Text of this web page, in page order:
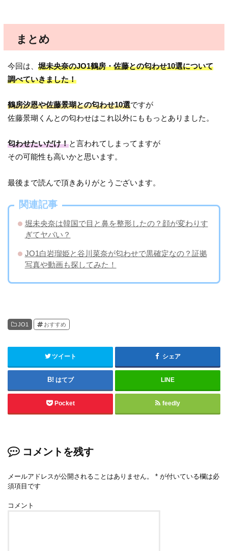
まとめ
今回は、堀未央奈のJO1鶴房・佐藤との匂わせ10選について
調べていきました！
鶴房汐恩や佐藤景瑚との匂わせ10選ですが
佐藤景瑚くんとの匂わせはこれ以外にももっとありました。
匂わせたいだけ！と言われてしまってますが
その可能性も高いかと思います。
最後まで読んで頂きありがとうございます。
関連記事
堀未央奈は韓国で目と鼻を整形したの？顔が変わりす
ぎてヤバい？
JO1白岩瑠姫と谷川菜奈が匂わせで黒確定なの？証拠
写真や動画も探してみた！
JO1 おすすめ
ツイート シェア
はてブ LINE
Pocket feedly
コメントを残す
メールアドレスが公開されることはありません。 * が付いている欄は必
須項目です
コメント